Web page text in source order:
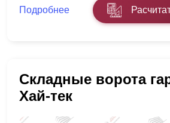
Подробнее
Складные ворота
Хай-тек